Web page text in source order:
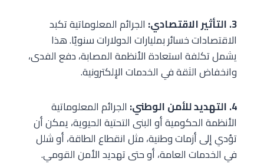
3. التأثير الاقتصادي:
الجرائم المعلوماتية تكبد
الاقتصادات خسائر بمليارات الدولارات سنويًا. هذا
يشمل تكلفة استعادة الأنظمة المصابة، دفع الفدى،
وانخفاض الثقة في الخدمات الإلكترونية.
4. التهديد للأمن الوطني:
الجرائم المعلوماتية
الأنظمة الحكومية أو البنى التحتية الحيوية، يمكن أن
تؤدي إلى أزمات وطنية، مثل انقطاع الطاقة، أو شلل
في الخدمات العامة، أو حتى تهديد الأمن القومي.